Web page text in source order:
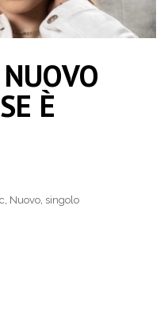
È
Nuovo singolo